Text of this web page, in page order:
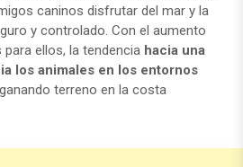
caninos disfrutar del mar y la
y controlado. Con el aumento
ellos, la tendencia hacia una
los animales en los entornos
terreno en la costa